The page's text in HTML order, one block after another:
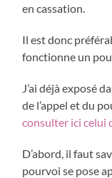
en cassation.
Il est donc
fonctionne un
J’ai déjà exposé
de l’appel et du
consulter ici celui
D’abord, il faut
pourvoi se pose